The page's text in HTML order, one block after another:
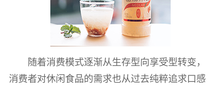
随着消费模式逐渐从生存型向享受型转变，
消费者对休闲食品的需求也从过去纯粹追求口感